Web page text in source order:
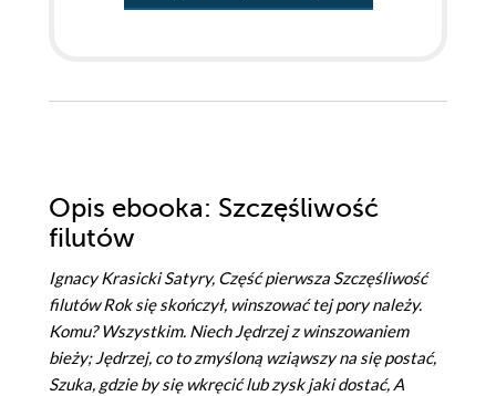
Opis ebooka: Szczęśliwość
filutów
Ignacy Krasicki Satyry, Część pierwsza Szczęśliwość
filutów Rok się skończył, winszować tej pory należy.
Komu? Wszystkim. Niech Jędrzej z winszowaniem
bieży; Jędrzej, co to zmyśloną wziąwszy na się postać,
Szuka, gdzie by się wkręcić lub zysk jaki dostać, A